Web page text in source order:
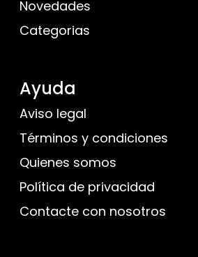
Novedades
Categorias
Ayuda
Aviso legal
Términos y condiciones
Quienes somos
Política de privacidad
Contacte con nosotros